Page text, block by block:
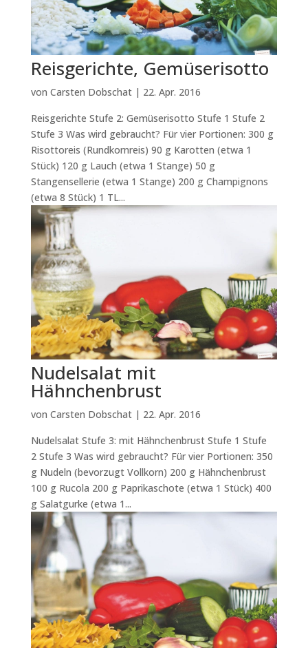
Reisgerichte, Gemüserisotto
von Carsten Dobschat| 22. Apr. 2016
Reisgerichte Stufe 2: Gemüserisotto Stufe 1 Stufe 2
Stufe 3 Was wird gebraucht? Für vier Portionen: 300 g
Risottoreis (Rundkornreis) 90 g Karotten (etwa 1
Stück) 120 g Lauch (etwa 1 Stange) 50 g
Stangensellerie (etwa 1 Stange) 200 g Champignons
(etwa 8 Stück) 1 TL...
Nudelsalat mit
Hähnchenbrust
von Carsten Dobschat| 22. Apr. 2016
Nudelsalat Stufe 3: mit Hähnchenbrust Stufe 1 Stufe
2 Stufe 3 Was wird gebraucht? Für vier Portionen: 350
g Nudeln (bevorzugt Vollkorn) 200 g Hähnchenbrust
100 g Rucola 200 g Paprikaschote (etwa 1 Stück) 400
g Salatgurke (etwa 1...